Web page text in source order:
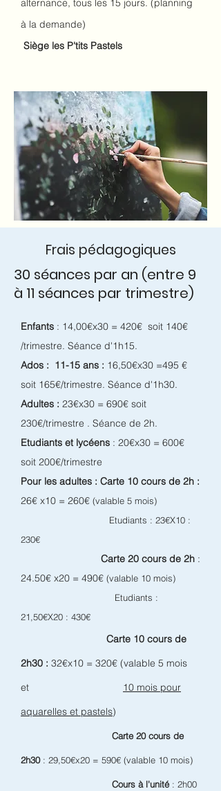
alternance, tous les 15 jours. (planning
à la demande)
Siège les P'tits Pastels
Frais pédagogiques
30 séances par an (entre 9
à 11 séances par trimestre)
Enfants : 14,00€x30 = 420€ soit 140€
/trimestre. Séance d'1h15.
Ados : 11-15 ans : 16,50€x30 =495 €
soit 165€/trimestre. Séance d'1h30.
Adultes : 23€x30 = 690€ soit
230€/trimestre . Séance de 2h.
Etudiants et lycéens : 20€x30 = 600€
soit 200€/trimestre
Pour les adultes : Carte 10 cours de 2h :
26€ x10 = 260€ (valable 5 mois)
Etudiants : 23€X10 :
230€
Carte 20 cours de 2h :
24.50€ x20 = 490€ (valable 10 mois)
Etudiants :
21,50€X20 : 430€
Carte 10 cours de
2h30 : 32€x10 = 320€ (valable 5 mois
et 10 mois pour
aquarelles et pastels)
Carte 20 cours de
2h30 : 29,50€x20 = 590€ (valable 10 mois)
Cours à l'unité: 2h00